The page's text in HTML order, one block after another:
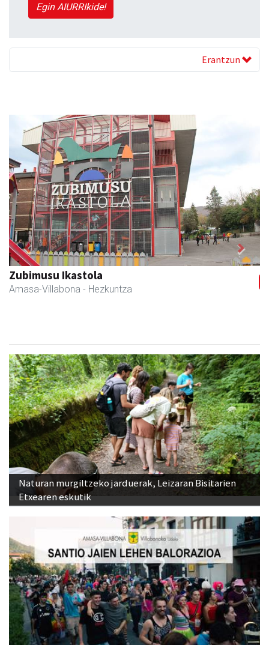
Egin AIURRIkide!
Erantzun
Zubimusu Ikastola
Amasa-Villabona - Hezkuntza
Previous Next
Naturan murgiltzeko jarduerak, Leizaran Bisitarien
Etxearen eskutik